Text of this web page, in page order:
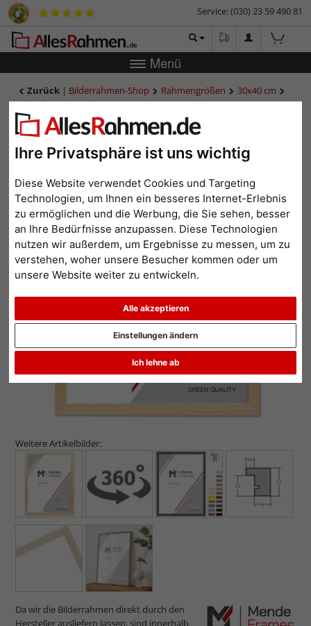
Ihre Privatsphäre ist uns wichtig
Diese Website verwendet Cookies und Targeting
Technologien, um Ihnen ein besseres Internet-Erlebnis
zu ermöglichen und die Werbung, die Sie sehen, besser
an Ihre Bedürfnisse anzupassen. Diese Technologien
nutzen wir außerdem, um Ergebnisse zu messen, um zu
verstehen, woher unsere Besucher kommen oder um
unsere Website weiter zu entwickeln.
Alle akzeptieren
Ich lehne ab
Einstellungen ändern
Service: (030) 23 59 490 81
Menü
Zurück | Bilderrahmen-Shop Rahmengrößen
30x40 cm
Holzrahmen Koudou
Holzrahmen Koudou
Weitere Artikelbilder:
Da wir die Bilderrahmen direkt durch den
Hersteller ausliefern lassen, sind innerhalb